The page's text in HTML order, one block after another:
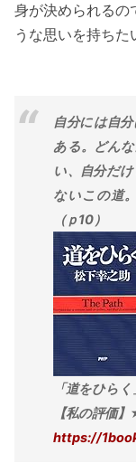
身が決められるの
うな思いを持ちた
自分には自
ある。どん
い、自分だ
ないこの道
（ｐ10）
「道をひら
【私の評
https://